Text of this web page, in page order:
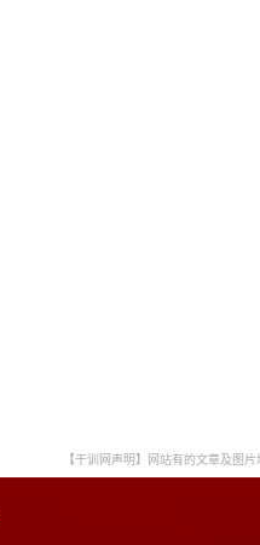
【干训网声明】网站有的文章及图